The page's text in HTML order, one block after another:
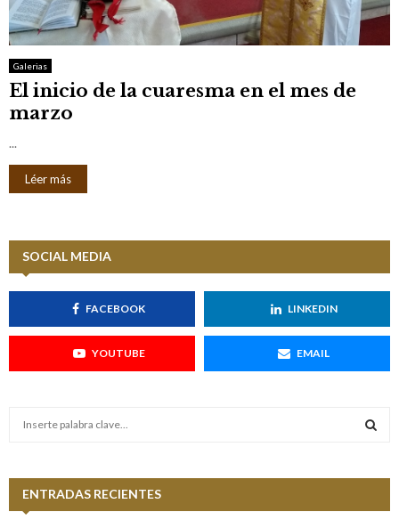
E
N
U
Galerias
El inicio de la cuaresma en el mes de
marzo
...
Léer más
SOCIAL MEDIA
FACEBOOK LINKEDIN
YOUTUBE EMAIL
h
ENTRADAS RECIENTES